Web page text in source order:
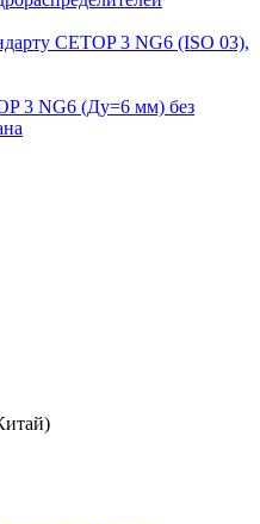
CETOP 3 NG6 (ISO 03),
3 NG6 (Ду=6 мм) без